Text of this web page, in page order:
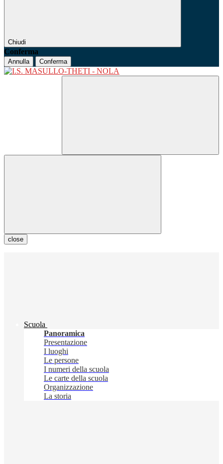
Chiudi
Conferma
Annulla Conferma
close
Scuola
Panoramica
Presentazione
I luoghi
Le persone
I numeri della scuola
Le carte della scuola
Organizzazione
La storia